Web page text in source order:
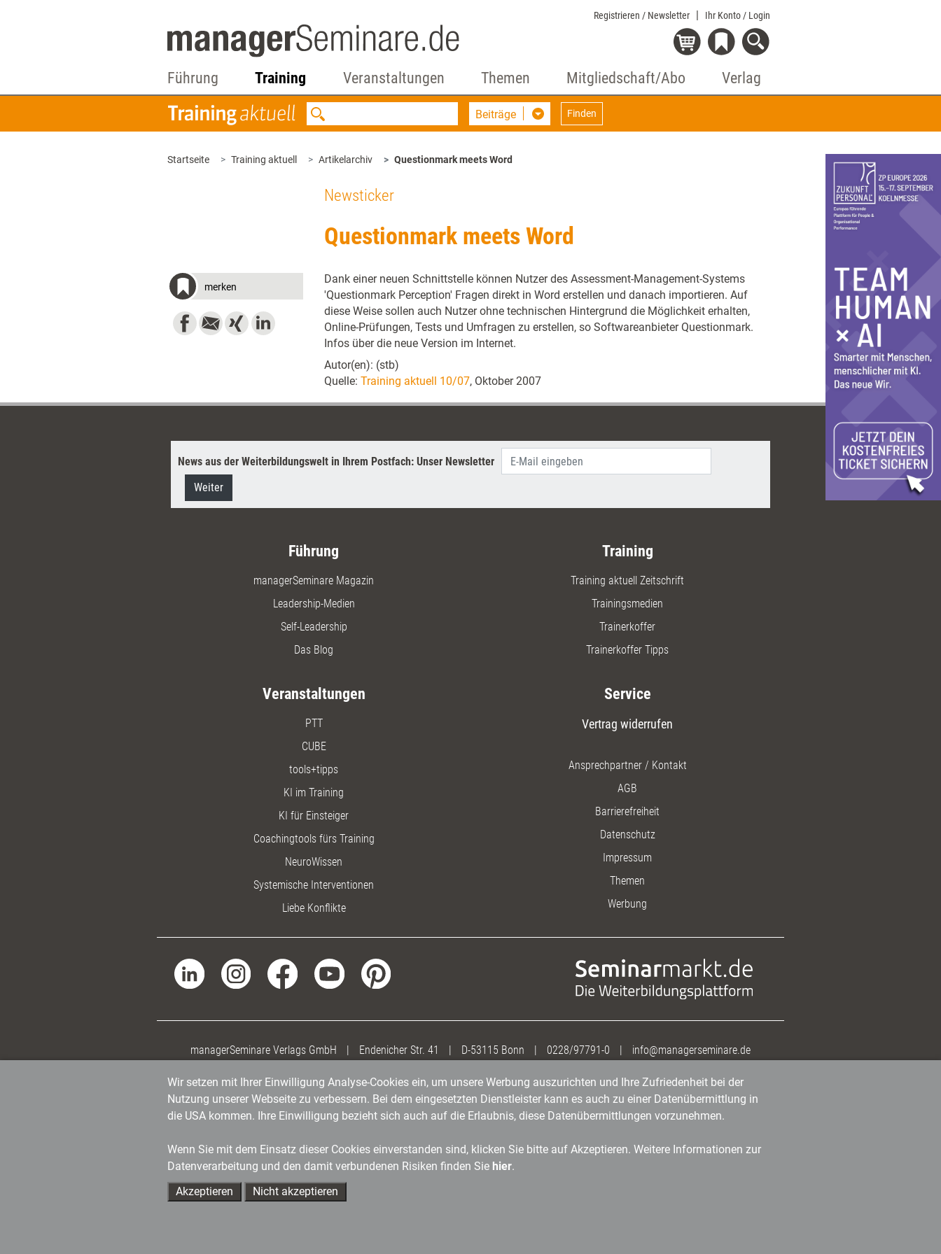
Registrieren / Newsletter Ihr Konto / Login
Führung Training Veranstaltungen Themen Mitgliedschaft/Abo Verlag
Beiträge Finden
Startseite Training aktuell Artikelarchiv Questionmark meets Word
Newsticker
Questionmark meets Word
merken
Dank einer neuen Schnittstelle können Nutzer des Assessment-Management-Systems
'Questionmark Perception' Fragen direkt in Word erstellen und danach importieren. Auf
diese Weise sollen auch Nutzer ohne technischen Hintergrund die Möglichkeit erhalten,
Online-Prüfungen, Tests und Umfragen zu erstellen, so Softwareanbieter Questionmark.
Infos über die neue Version im Internet.
Autor(en): (stb)
Quelle: Training aktuell 10/07, Oktober 2007
News aus der Weiterbildungswelt in Ihrem Postfach: Unser Newsletter
Weiter
Führung
managerSeminare Magazin
Leadership-Medien
Self-Leadership
Das Blog
Training
Training aktuell Zeitschrift
Trainingsmedien
Trainerkoffer
Trainerkoffer Tipps
Veranstaltungen
PTT
CUBE
tools+tipps
KI im Training
KI für Einsteiger
Coachingtools fürs Training
NeuroWissen
Systemische Interventionen
Liebe Konflikte
Service
Vertrag widerrufen
Ansprechpartner / Kontakt
AGB
Barrierefreiheit
Datenschutz
Impressum
Themen
Werbung
managerSeminare Verlags GmbH | Endenicher Str. 41 | D-53115 Bonn | 0228/97791-0 | info@managerseminare.de
Wir setzen mit Ihrer Einwilligung Analyse-Cookies ein, um unsere Werbung auszurichten und Ihre Zufriedenheit bei der
Nutzung unserer Webseite zu verbessern. Bei dem eingesetzten Dienstleister kann es auch zu einer Datenübermittlung in
die USA kommen. Ihre Einwilligung bezieht sich auch auf die Erlaubnis, diese Datenübermittlungen vorzunehmen.
Wenn Sie mit dem Einsatz dieser Cookies einverstanden sind, klicken Sie bitte auf Akzeptieren. Weitere Informationen zur
Datenverarbeitung und den damit verbundenen Risiken finden Sie hier.
Akzeptieren
Nicht akzeptieren